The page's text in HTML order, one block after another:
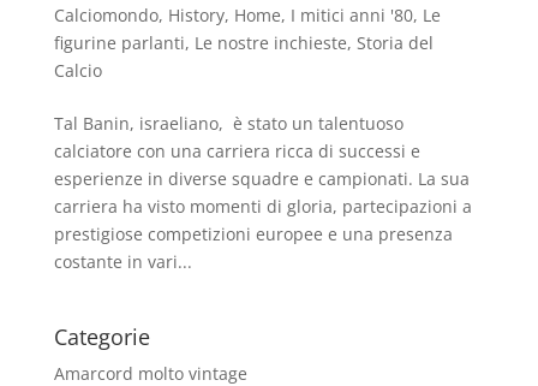
Calciomondo, History, Home, I mitici anni '80, Le
figurine parlanti, Le nostre inchieste, Storia del
Calcio
Tal Banin, israeliano, è stato un talentuoso
calciatore con una carriera ricca di successi e
esperienze in diverse squadre e campionati. La sua
carriera ha visto momenti di gloria, partecipazioni a
prestigiose competizioni europee e una presenza
costante in vari...
Categorie
Amarcord molto vintage